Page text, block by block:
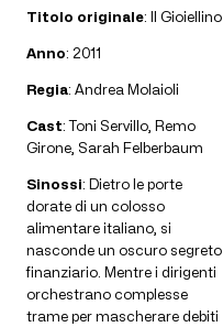
Titolo originale: Il Gioiellino
Anno: 2011
Regia: Andrea Molaioli
Cast: Toni Servillo, Remo
Girone, Sarah Felberbaum
Sinossi: Dietro le porte
dorate di un colosso
alimentare italiano, si
nasconde un oscuro segreto
finanziario. Mentre i dirigenti
orchestrano complesse
trame per mascherare debiti